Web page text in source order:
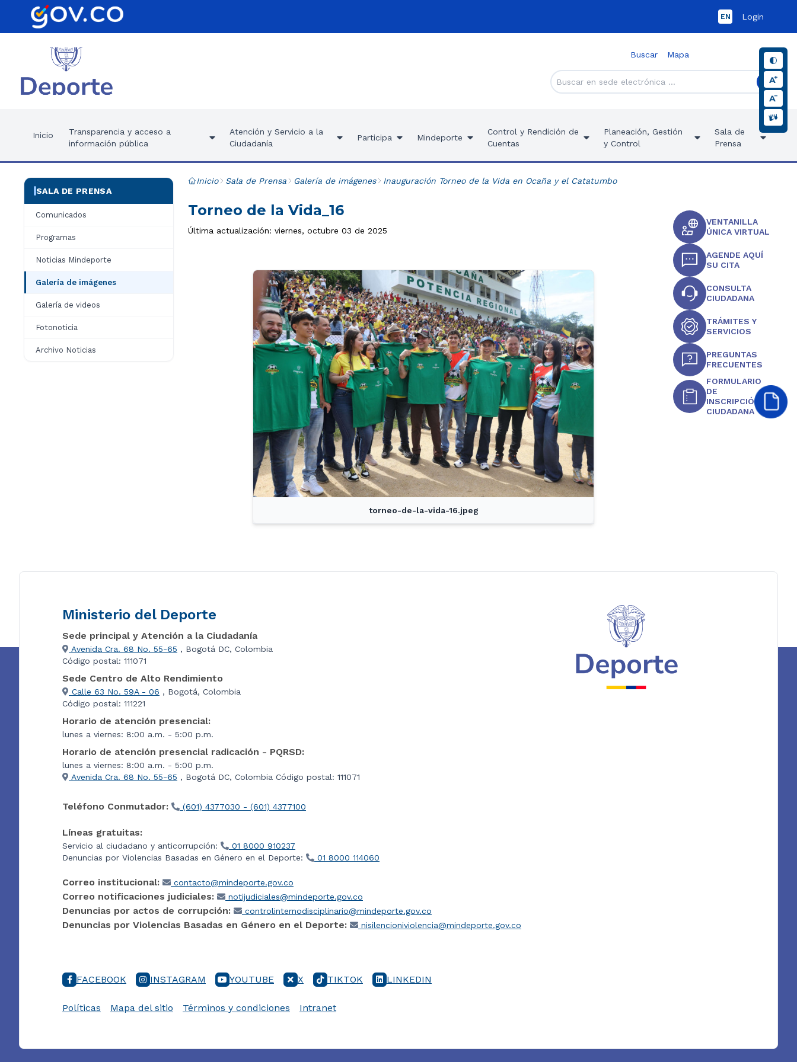
EN Login
Buscar Mapa
Inicio
Transparencia y acceso a
información pública
Atención y Servicio a la
Ciudadanía
Participa Mindeporte
Control y Rendición de
Cuentas
Planeación, Gestión
y Control
Sala de
Prensa
SALA DE PRENSA
Comunicados
Programas
Noticias Mindeporte
Galería de imágenes
Galería de videos
Fotonoticia
Archivo Noticias
Inicio Sala de Prensa Galería de imágenes Inauguración Torneo de la Vida en Ocaña y el Catatumbo
Torneo de la Vida_16
Última actualización: viernes, octubre 03 de 2025
torneo-de-la-vida-16.jpeg
VENTANILLA
ÚNICA VIRTUAL
AGENDE AQUÍ
SU CITA
CONSULTA
CIUDADANA
TRÁMITES Y
SERVICIOS
PREGUNTAS
FRECUENTES
FORMULARIO
DE
INSCRIPCIÓN
CIUDADANA
Ministerio del Deporte
Sede principal y Atención a la Ciudadanía
Avenida Cra. 68 No. 55-65 , Bogotá DC, Colombia
Código postal: 111071
Sede Centro de Alto Rendimiento
Calle 63 No. 59A - 06 , Bogotá, Colombia
Código postal: 111221
Horario de atención presencial:
lunes a viernes: 8:00 a.m. - 5:00 p.m.
Horario de atención presencial radicación - PQRSD:
lunes a viernes: 8:00 a.m. - 5:00 p.m.
Avenida Cra. 68 No. 55-65 , Bogotá DC, Colombia Código postal: 111071
Teléfono Conmutador: (601) 4377030 - (601) 4377100
Líneas gratuitas:
Servicio al ciudadano y anticorrupción:
01 8000 910237
Denuncias por Violencias Basadas en Género en el Deporte:
01 8000 114060
Correo institucional: contacto@mindeporte.gov.co
Correo notificaciones judiciales: notijudiciales@mindeporte.gov.co
Denuncias por actos de corrupción: controlinternodisciplinario@mindeporte.gov.co
Denuncias por Violencias Basadas en Género en el Deporte: nisilencioniviolencia@mindeporte.gov.co
FACEBOOK INSTAGRAM YOUTUBE X TIKTOK LINKEDIN
Políticas Mapa del sitio Términos y condiciones Intranet